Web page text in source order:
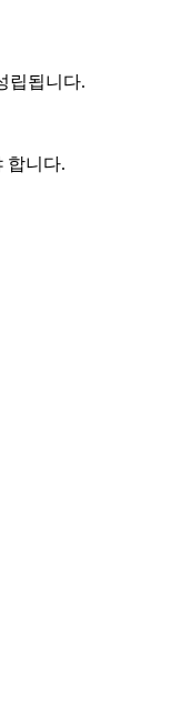
립됩니다.
합니다.